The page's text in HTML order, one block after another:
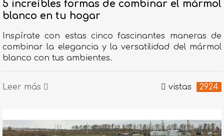
5 increíbles formas de combinar el mármol
blanco en tu hogar
Inspírate con estas cinco fascinantes maneras de
combinar la elegancia y la versatilidad del mármol
blanco con tus ambientes.
Leer más vistas 2924